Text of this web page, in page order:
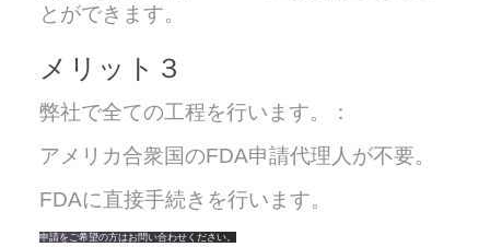
とができます。
メリット３
弊社で全ての工程を行います。：
アメリカ合衆国のFDA申請代理人が不要。
FDAに直接手続きを行います。
申請をご希望の方はお問い合わせください。